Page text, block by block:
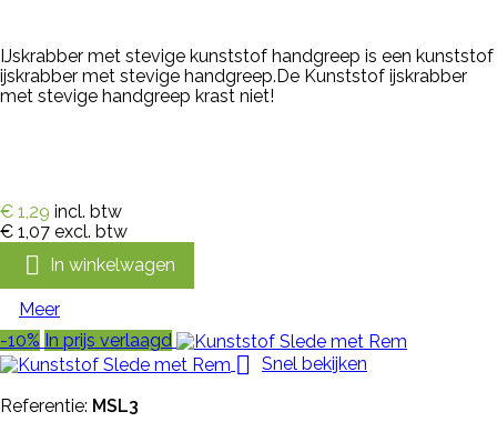
IJskrabber met stevige kunststof handgreep is een kunststof
ijskrabber met stevige handgreep.De Kunststof ijskrabber
met stevige handgreep krast niet!
€ 1,29 incl. btw
€ 1,07 excl. btw
 In winkelwagen
Meer
-10% In prijs verlaagd

Snel bekijken
Referentie: MSL3